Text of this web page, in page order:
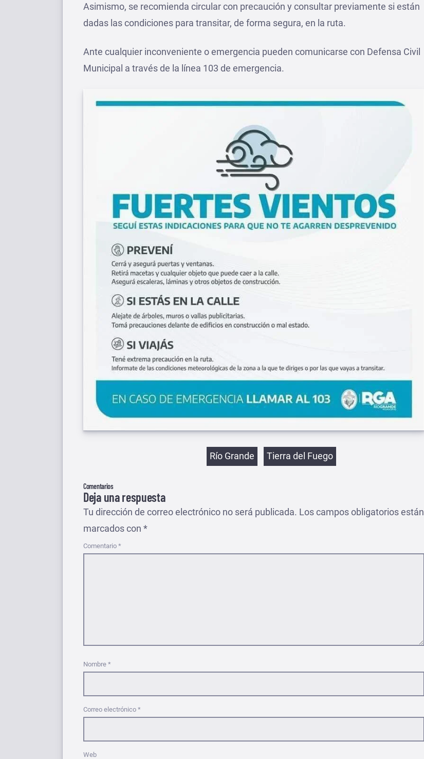
Asimismo, se recomienda circular con precaución y consultar previamente si están
dadas las condiciones para transitar, de forma segura, en la ruta.
Ante cualquier inconveniente o emergencia pueden comunicarse con Defensa Civil
Municipal a través de la línea 103 de emergencia.
Etiquetas
Río Grande Tierra del Fuego
Comentarios
Deja una respuesta
Tu dirección de correo electrónico no será publicada. Los campos obligatorios están
marcados con *
Comentario *
Nombre *
Correo electrónico *
Web